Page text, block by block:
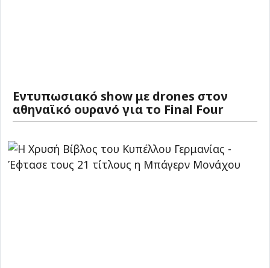
Εντυπωσιακό show με drones στον
αθηναϊκό ουρανό για το Final Four